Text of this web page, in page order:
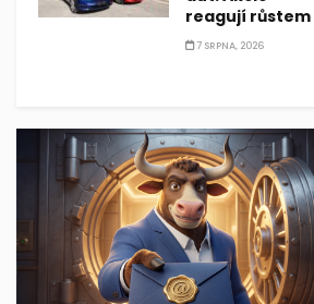
reagují růstem
7 SRPNA, 2026